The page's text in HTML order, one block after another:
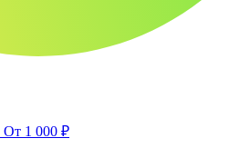
От 1 000 ₽